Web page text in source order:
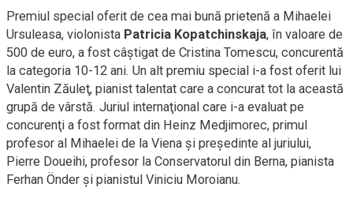
Premiul special oferit de cea mai bună prietenă a Mihaelei
Ursuleasa, violonista Patricia Kopatchinskaja, în valoare de
500 de euro, a fost câştigat de Cristina Tomescu, concurentă
la categoria 10-12 ani. Un alt premiu special i-a fost oferit lui
Valentin Zăuleţ, pianist talentat care a concurat tot la această
grupă de vârstă. Juriul internaţional care i-a evaluat pe
concurenţi a fost format din Heinz Medjimorec, primul
profesor al Mihaelei de la Viena şi preşedinte al juriului,
Pierre Doueihi, profesor la Conservatorul din Berna, pianista
Ferhan Önder şi pianistul Viniciu Moroianu.